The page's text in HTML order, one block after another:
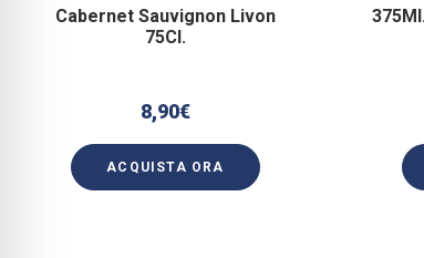
Cabernet Sauvignon Livon
75Cl.
8,90€
ACQUISTA ORA